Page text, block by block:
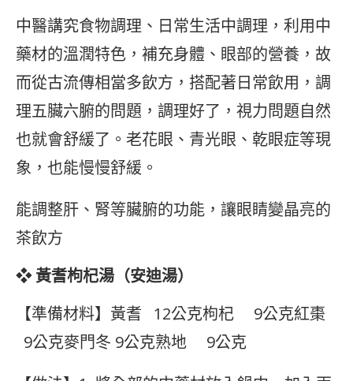
中醫講究食物調理、日常生活中調理，利用中
藥材的溫潤特色，補充身體、眼部的營養，故
而從古流傳相當多飲方，搭配著日常飲用，調
理五臟六腑的問題，調理好了，視力問題自然
也就會舒緩了。老花眼、青光眼、乾眼症等現
象，也能慢慢舒緩。
能調整肝、腎等臟腑的功能，讓眼睛變晶亮的
茶飲方
❖黃耆枸杞湯（安迪湯）
【準備材料】黃耆 12公克枸杞 9公克紅棗
9公克麥門冬 9公克熟地 9公克